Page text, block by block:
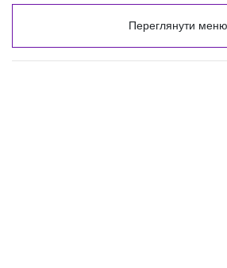
Переглянути меню